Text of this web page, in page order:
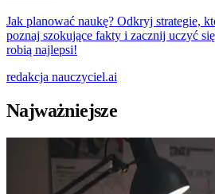
Jak planować naukę? Odkryj strategie,
poznaj szokujące fakty i zacznij uczyć
robią najlepsi!
redakcja nauczyciel.ai
Najważniejsze